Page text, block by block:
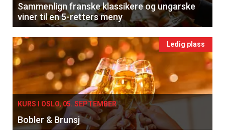
Registrer deg
Sammenlign franske klassikere og ungarske
viner til en 5-retters meny
Ledig plass
KURS I OSLO, 05. SEPTEMBER
Bobler & Brunsj